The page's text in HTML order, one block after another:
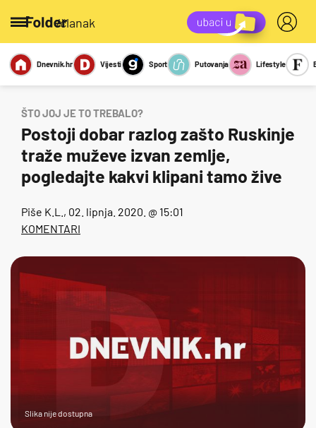
/članak
Miks Kviz
Report
Sexy
Dnevnik.hr Vijesti Sport Putovanja Lifestyle
ŠTO JOJ JE TO TREBALO?
Postoji dobar razlog zašto Ruskinje
traže muževe izvan zemlje,
pogledajte kakvi klipani tamo žive
Piše K.L. , 02. lipnja. 2020. @ 15:01
KOMENTARI
Slika nije dostupna